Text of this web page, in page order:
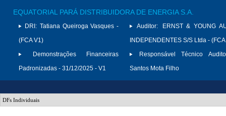
EQUATORIAL PARÁ DISTRIBUIDORA DE ENERGIA S.A.
DRI: Tatiana Queiroga Vasques -
(FCA V1)
Demonstrações Financeiras
Padronizadas - 31/12/2025 - V1
Auditor:
ERNST & YOUNG
INDEPENDENTES S/S Ltda -
Responsável Técnico
Santos Mota Filho